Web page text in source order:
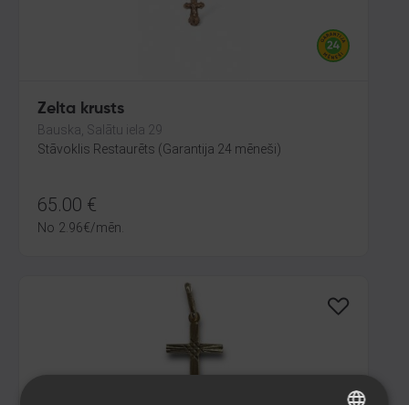
Zelta krusts
Bauska, Salātu iela 29
Stāvoklis Restaurēts (Garantija 24 mēneši)
65.00 €
No 2.96€/mēn.